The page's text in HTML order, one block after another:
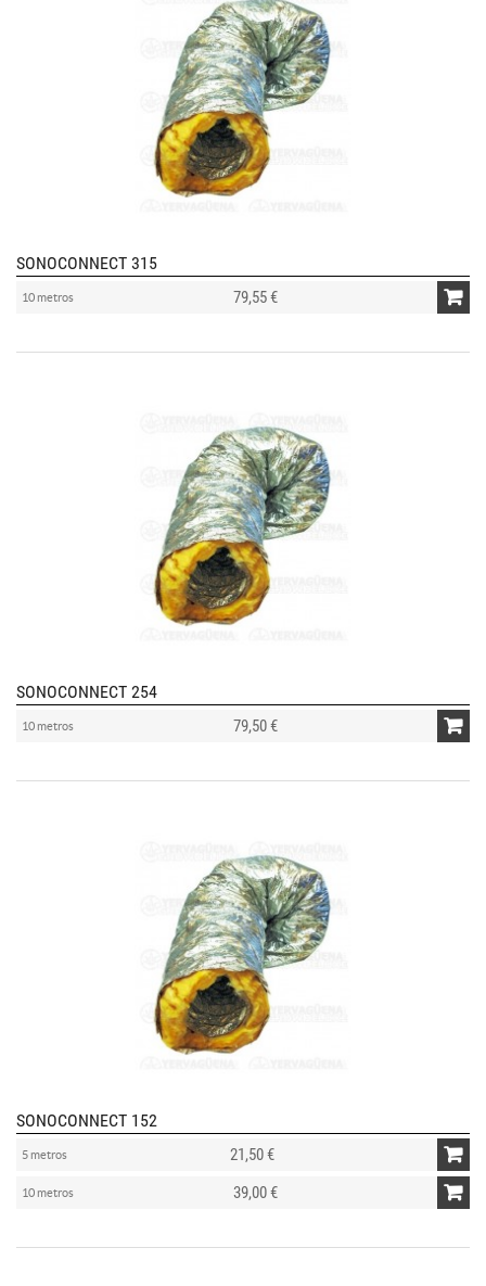
SONOCONNECT 315
10 metros 79,55 €
SONOCONNECT 254
10 metros 79,50 €
SONOCONNECT 152
5 metros 21,50 €
10 metros 39,00 €